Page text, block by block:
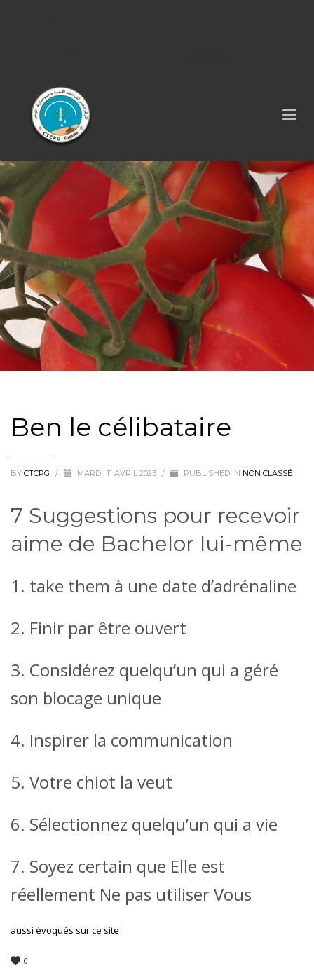
Ben le célibataire
BY CTCPG / MARDI, 11 AVRIL 2023 / PUBLISHED IN NON CLASSÉ
7 Suggestions pour recevoir
aime de Bachelor lui-même
1. take them à une date d’adrénaline
2. Finir par être ouvert
3. Considérez quelqu’un qui a géré
son blocage unique
4. Inspirer la communication
5. Votre chiot la veut
6. Sélectionnez quelqu’un qui a vie
7. Soyez certain que Elle est
réellement Ne pas utiliser Vous
aussi évoqués sur ce site
0